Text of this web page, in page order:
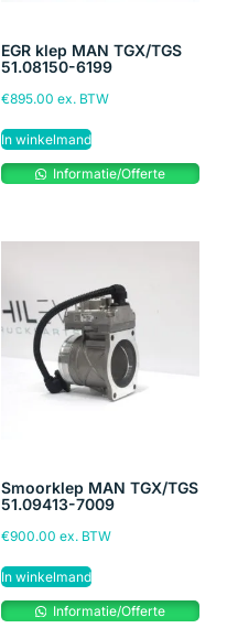
EGR klep MAN TGX/TGS
51.08150-6199
€895.00 ex. BTW
In winkelmand
Informatie/Offerte
Smoorklep MAN TGX/TGS
51.09413-7009
€900.00 ex. BTW
In winkelmand
Informatie/Offerte